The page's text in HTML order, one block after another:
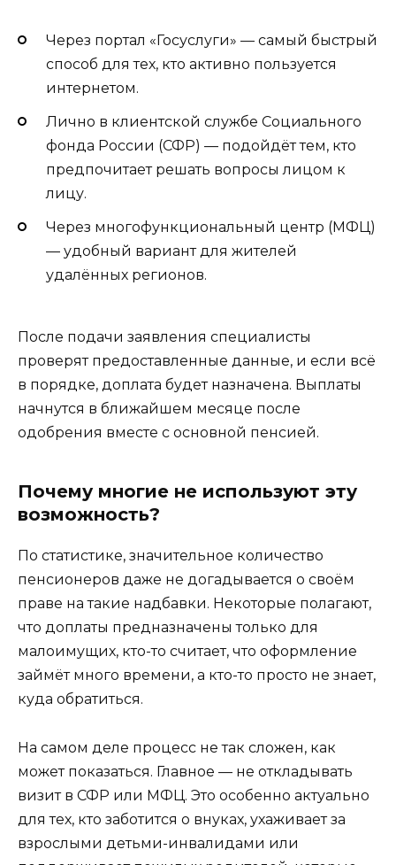
Через портал «Госуслуги» — самый быстрый
способ для тех, кто активно пользуется
интернетом.
Лично в клиентской службе Социального
фонда России (СФР) — подойдёт тем, кто
предпочитает решать вопросы лицом к
лицу.
Через многофункциональный центр (МФЦ)
— удобный вариант для жителей
удалённых регионов.
После подачи заявления специалисты
проверят предоставленные данные, и если всё
в порядке, доплата будет назначена. Выплаты
начнутся в ближайшем месяце после
одобрения вместе с основной пенсией.
Почему многие не используют эту
возможность?
По статистике, значительное количество
пенсионеров даже не догадывается о своём
праве на такие надбавки. Некоторые полагают,
что доплаты предназначены только для
малоимущих, кто-то считает, что оформление
займёт много времени, а кто-то просто не знает,
куда обратиться.
На самом деле процесс не так сложен, как
может показаться. Главное — не откладывать
визит в СФР или МФЦ. Это особенно актуально
для тех, кто заботится о внуках, ухаживает за
взрослыми детьми-инвалидами или